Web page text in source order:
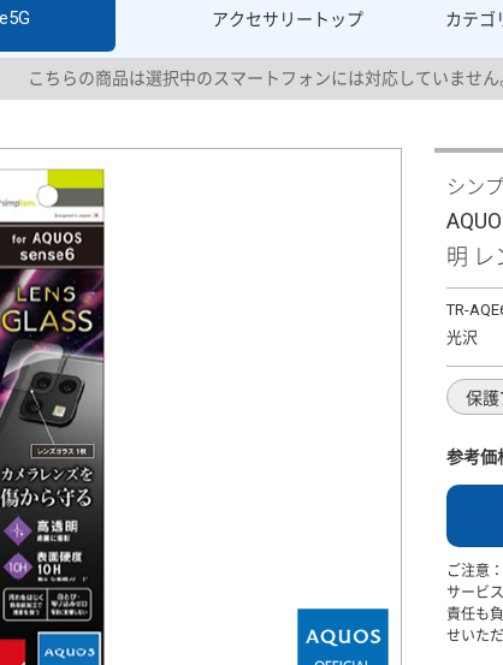
アクセサリー トップ カテゴ
こちらの商品は選択中のスマートフォンには対応していません
シン
明 レ
TR-
光沢
保護
参考価
ご注意
サービ
責任も
せいた